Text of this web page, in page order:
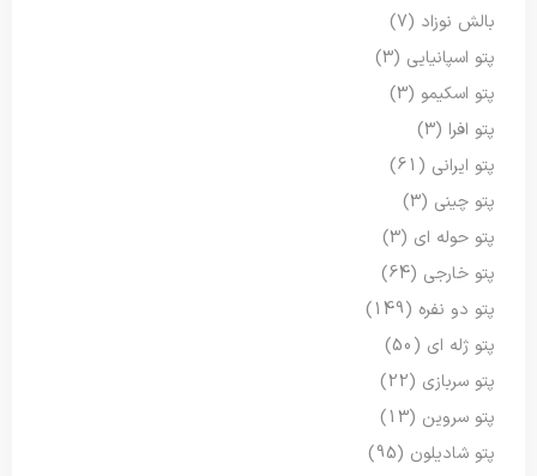
بالش نوزاد (7)
پتو اسپانیایی (3)
پتو اسکیمو (3)
پتو افرا (3)
پتو ایرانی (61)
پتو چینی (3)
پتو حوله ای (3)
پتو خارجی (64)
پتو دو نفره (149)
پتو ژله ای (50)
پتو سربازی (22)
پتو سروین (13)
پتو شادیلون (95)